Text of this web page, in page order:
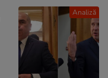
Analiză